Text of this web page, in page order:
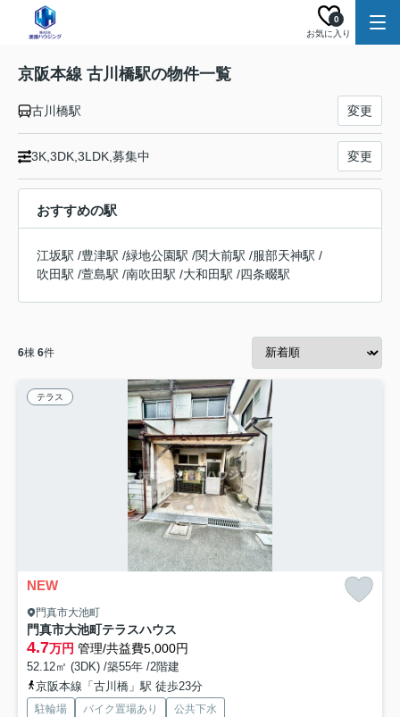
お気に入り
0
京阪本線 古川橋駅の物件一覧
古川橋駅 変更
3K,3DK,3LDK,募集中 変更
おすすめの駅
江坂駅 /豊津駅 /緑地公園駅 /関大前駅 /服部天神駅 /
吹田駅 /萱島駅 /南吹田駅 /大和田駅 /四条畷駅
6棟 6件
テラス
NEW
門真市大池町
門真市大池町テラスハウス
4.7万円 管理/共益費5,000円
52.12㎡ (3DK) /築55年 /2階建
京阪本線「古川橋」駅 徒歩23分
駐輪場 バイク置場あり 公共下水